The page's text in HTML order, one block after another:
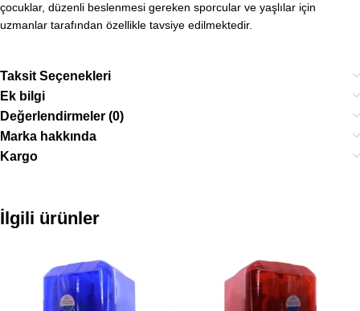
çocuklar, düzenli beslenmesi gereken sporcular ve yaşlılar için
uzmanlar tarafından özellikle tavsiye edilmektedir.
Taksit Seçenekleri
Ek bilgi
Değerlendirmeler (0)
Marka hakkında
Kargo
İlgili ürünler